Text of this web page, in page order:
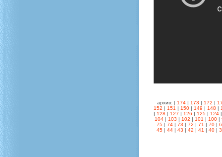
архив: | 174 | 173 | 172 |
152 | 151 | 150 | 149 | 148 |
| 128 | 127 | 126 | 125 | 124
104 | 103 | 102 | 101 | 100 |
75 |74 |73 |72 |71 |70 |
45 |44 |43 |42 |41 |40 |